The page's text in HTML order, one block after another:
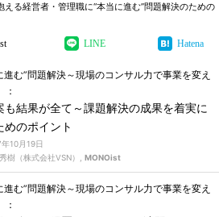
る経営者・管理職に“本当に進む”問題解決のための
LINE Hatena
進む”問題解決～現場のコンサル力で事業を変え
：
も結果が全て～課題解決の成果を着実に
めのポイント
10月19日
樹（株式会社VSN）, MONOist
進む”問題解決～現場のコンサル力で事業を変え
：